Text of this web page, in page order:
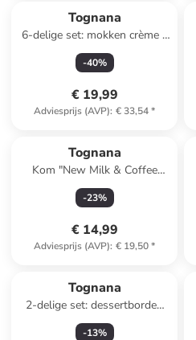
Tognana
6-delige set: mokken crème -
470 ml
-40%
€ 19,99
Adviesprijs (AVP): € 33,54*
Tognana
Kom "New Milk & Coffee
Madame" rood/MInt - Ø 13
cm
-23%
€ 14,99
Adviesprijs (AVP): € 19,50*
Tognana
2-delige set: dessertborden
beige/wit - Ø 19 cm
-13%